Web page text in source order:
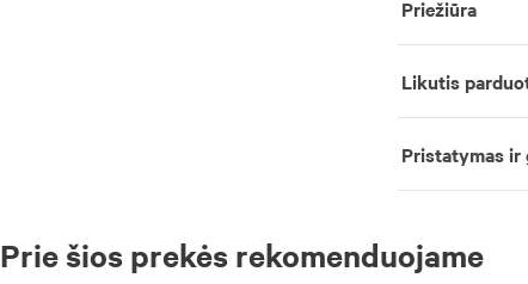
Priežiūra
Likutis
Pristatymas ir
Prie šios prekės rekomenduojame